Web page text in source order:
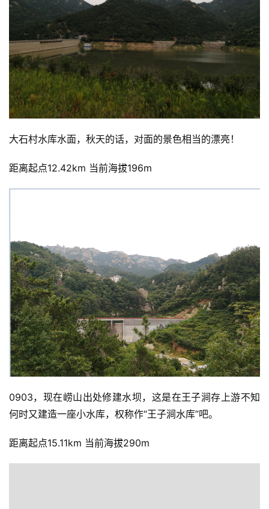
用
户
精
选
运
集
大石村水库水面，秋天的话，对面的景色相当的漂亮！
距离起点12.42km 当前海拔196m
0903，现在崂山出处修建水坝，这是在王子涧存上游不知
何时又建造一座小水库，权称作“王子涧水库”吧。
距离起点15.11km 当前海拔290m